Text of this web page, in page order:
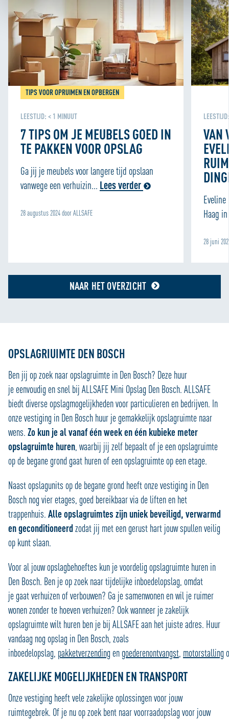
en persoonlijker. Dankzij functionele cookies werkt de
website goed. Met cookies voor statistieken houden we
anoniem bij hoe de website wordt gebruikt, zodat we die
telkens een beetje beter kunnen maken. We gebruiken
ook cookies om content en advertenties te
personaliseren en om functies voor social media te
bieden. We delen informatie over je gebruik van onze site
met onze partners voor social media, adverteren en
persoonlijke ervaring kunnen bieden. Voor meer
informatie over hoe wij cookies gebruiken, bekijk onze
Cookie Policy
TIPS VOOR OPRUIMEN EN OPBERGEN
LEESTIJD: < 1 MINUUT
7 TIPS OM JE MEUBELS GOED IN
TE PAKKEN VOOR OPSLAG
Ga jij je meubels voor langere tijd opslaan
vanwege een verhuizin... Lees verder
28 augustus 2024 door ALLSAFE
VAN
Haag
28 juni
NAAR HET OVERZICHT
OPSLAGRIUIMTE DEN BOSCH
Ben jij op zoek naar opslagruimte in Den Bosch? Deze huur
je eenvoudig en snel bij ALLSAFE Mini Opslag Den Bosch. ALLSAFE
biedt diverse opslagmogelijkheden voor particulieren en bedrijven. In
onze vestiging in Den Bosch huur je gemakkelijk opslagruimte naar
wens. Zo kun je al vanaf één week en één kubieke meter
opslagruimte huren, waarbij jij zelf bepaalt of je een opslagruimte
op de begane grond gaat huren of een opslagruimte op een etage.
Naast opslagunits op de begane grond heeft onze vestiging in Den
Bosch nog vier etages, goed bereikbaar via de liften en het
trappenhuis. Alle opslagruimtes zijn uniek beveiligd, verwarmd
en geconditioneerdzodat jij met een gerust hart jouw spullen veilig
op kunt slaan.
Voor al jouw opslagbehoeftes kun je voordelig opslagruimte huren in
Den Bosch. Ben je op zoek naar tijdelijke inboedelopslag, omdat
je gaat verhuizen of verbouwen? Ga je samenwonen en wil je ruimer
wonen zonder te hoeven verhuizen? Ook wanneer je zakelijk
opslagruimte wilt huren ben je bij ALLSAFE aan het juiste adres. Huur
vandaag nog opslag in Den Bosch, zoals
inboedelopslag, pakketverzending engoederenontvangst, motorstalling
ZAKELIJKE MOGELIJKHEDEN EN TRANSPORT
Onze vestiging heeft vele zakelijke oplossingen voor jouw
ruimtegebrek. Of je nu op zoek bent naar voorraadopslag voor jouw